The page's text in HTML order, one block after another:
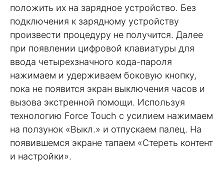
положить их на зарядное устройство. Без
подключения к зарядному устройству
произвести процедуру не получится. Далее
при появлении цифровой клавиатуры для
ввода четырехзначного кода-пароля
нажимаем и удерживаем боковую кнопку,
пока не появится экран выключения часов и
вызова экстренной помощи. Используя
технологию Force Touch с усилием нажимаем
на ползунок «Выкл.» и отпускаем палец. На
появившемся экране тапаем «Стереть контент
и настройки».